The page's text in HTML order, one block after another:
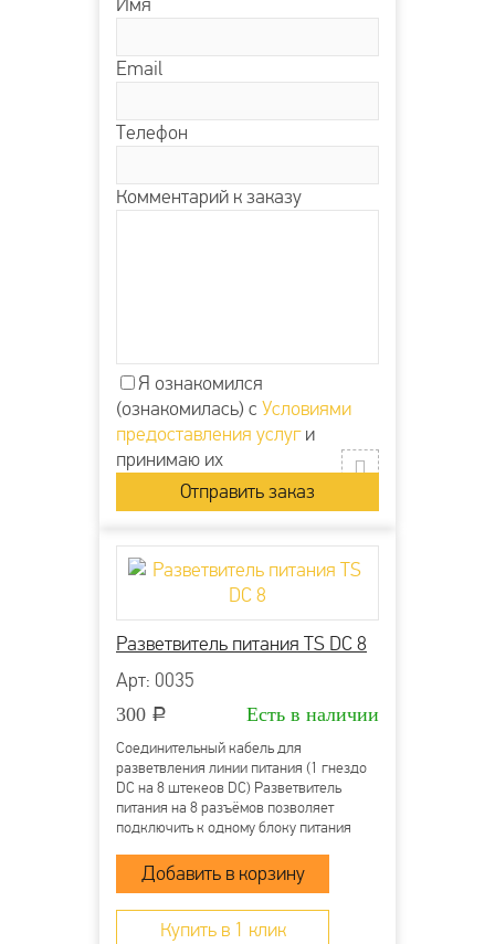
Имя
Email
Телефон
Комментарий к заказу
Я ознакомился
(ознакомилась) с Условиями
предоставления услуги
принимаю их
Разветвитель питания TS DC 8
Арт: 0035
300 Р Есть в наличии
Соединительный кабель для
разветвления линии питания (1 гнездо
DC на 8 штекеов DC) Разветвитель
питания на 8 разъёмов позволяет
подключить к одному блоку питания
Гнездо питания DC типа «мама»
(внутренний контакт 2.1 мм) Выход: 8
штекеров питания DC...
Купить в 1 клик